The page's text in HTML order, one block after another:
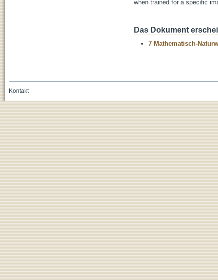
when trained for a specific
Das Dokument
7 Mathematisch-
Kontakt